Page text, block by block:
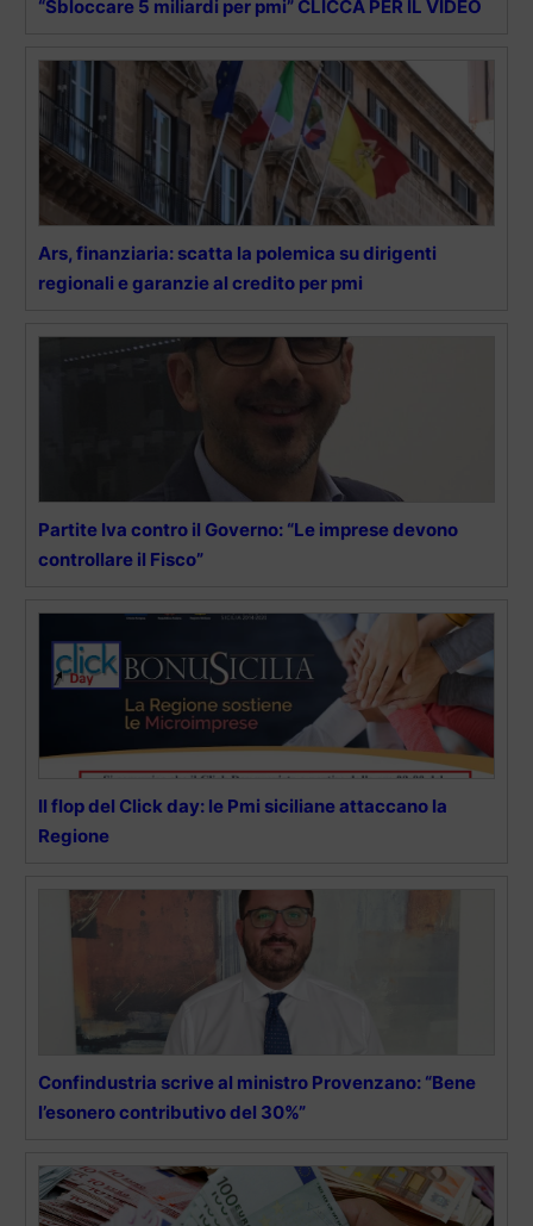
“Sbloccare 5 miliardi per pmi” CLICCA PER IL VIDEO
Ars, finanziaria: scatta la polemica su dirigenti
regionali e garanzie al credito per pmi
Partite Iva contro il Governo: “Le imprese devono
controllare il Fisco”
Il flop del Click day: le Pmi siciliane attaccano la
Regione
Confindustria scrive al ministro Provenzano: “Bene
l’esonero contributivo del 30%”